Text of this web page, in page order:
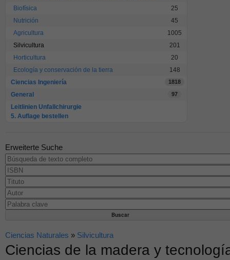
Biofísica
25
Nutrición
45
Agricultura
1005
Silvicultura
201
Horticultura
20
Ecología y conservación de la tierra
148
Ciencias Ingeniería
1818
General 97
Leitlinien Unfallchirurgie
5. Auflage bestellen
Erweiterte Suche
Ciencias Naturales » Silvicultura
Ciencias de la madera y